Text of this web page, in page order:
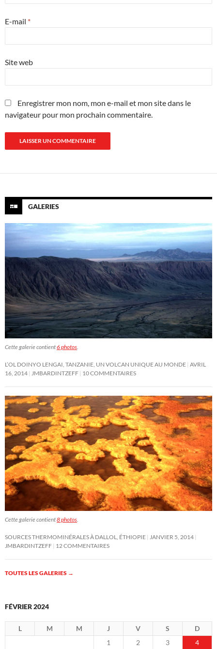
E-mail *
Site web
Enregistrer mon nom, mon e-mail et mon site dans le
navigateur pour mon prochain commentaire.
GALERIES
Cette galerie contient6 photos.
L’OL DOINYO LENGAI, TANZANIE, UN VOLCAN UNIQUE AU MONDE AVRIL
16, 2014 JMBARDINTZEFF 10 COMMENTAIRES
Cette galerie contient8 photos.
SOURCES THERMOMINÉRALES À DALLOL, ÉTHIOPIE JANVIER 5, 2014
JMBARDINTZEFF 12 COMMENTAIRES
TOUTES LES GALERIES →
FÉVRIER 2024
L M M J V S
D
1
2 3 4